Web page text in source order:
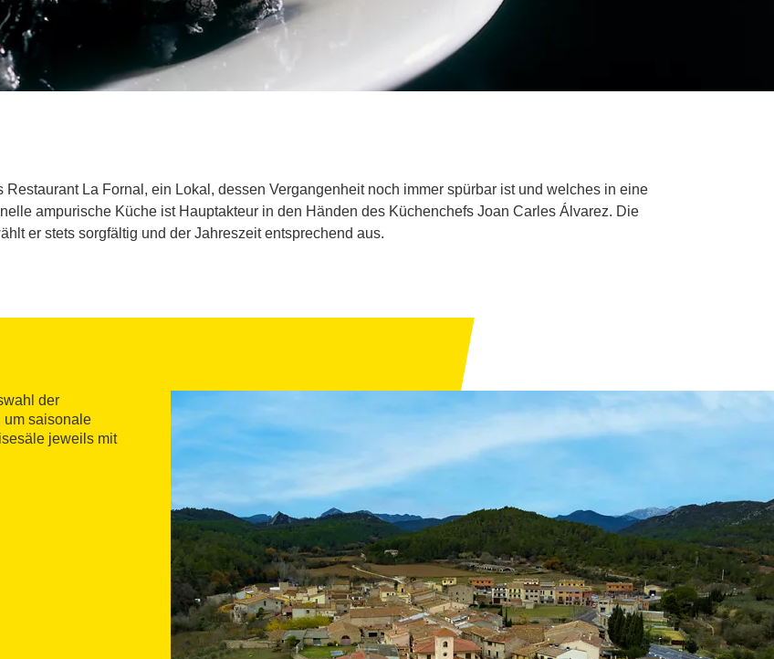
La Fornal, ein Lokal, dessen Vergangenheit noch immer spürbar ist und welches in eine
ampurische Küche ist Hauptakteur in den Händen des Küchenchefs Joan Carles Álvarez. Die
er stets sorgfältig und der Jahreszeit entsprechend aus.
der
um saisonale
jeweils mit